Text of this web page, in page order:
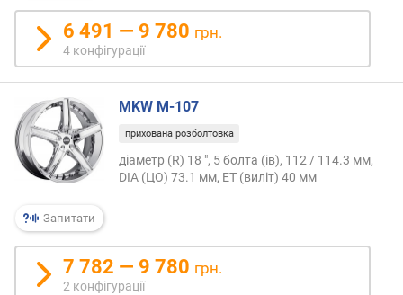
6 491 — 9 780 грн.
4 конфігурації
Запитати
MKW M-107
прихована розболтовка
діаметр (R) 18 ", 5 болта (ів), 112 / 114.3 мм,
DIA (ЦО) 73.1 мм, ET (виліт) 40 мм
7 782 — 9 780 грн.
2 конфігурації